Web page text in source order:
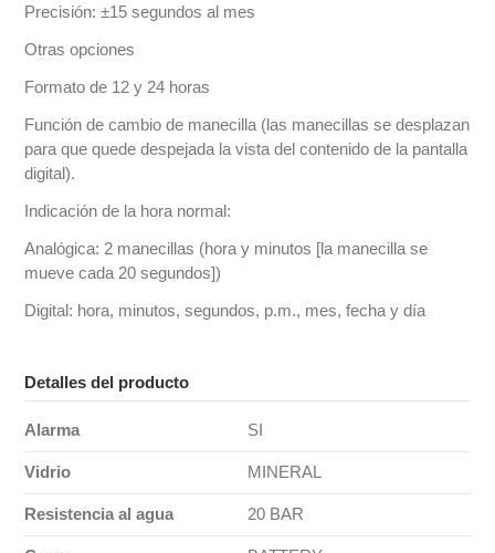
Precisión: ±15 segundos al mes
Otras opciones
Formato de 12 y 24 horas
Función de cambio de manecilla (las manecillas se desplazan
para que quede despejada la vista del contenido de la pantalla
digital).
Indicación de la hora normal:
Analógica: 2 manecillas (hora y minutos [la manecilla se
mueve cada 20 segundos])
Digital: hora, minutos, segundos, p.m., mes, fecha y día
Detalles del producto
Alarma SI
Vidrio MINERAL
Resistencia al agua 20 BAR